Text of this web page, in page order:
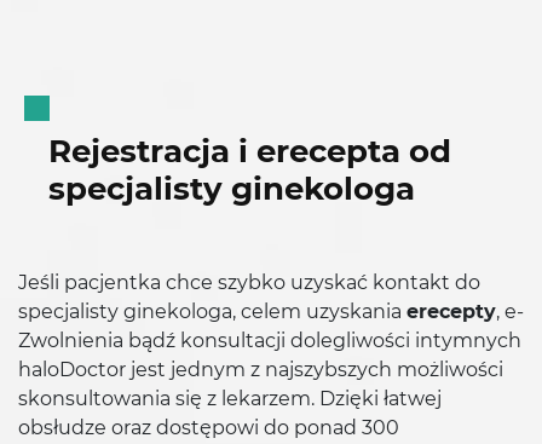
Rejestracja i erecepta od
specjalisty ginekologa
Jeśli pacjentka chce szybko uzyskać kontakt do
specjalisty ginekologa, celem uzyskania erecepty, e-
Zwolnienia bądź konsultacji dolegliwości intymnych
haloDoctor jest jednym z najszybszych możliwości
skonsultowania się z lekarzem. Dzięki łatwej
obsłudze oraz dostępowi do ponad 300